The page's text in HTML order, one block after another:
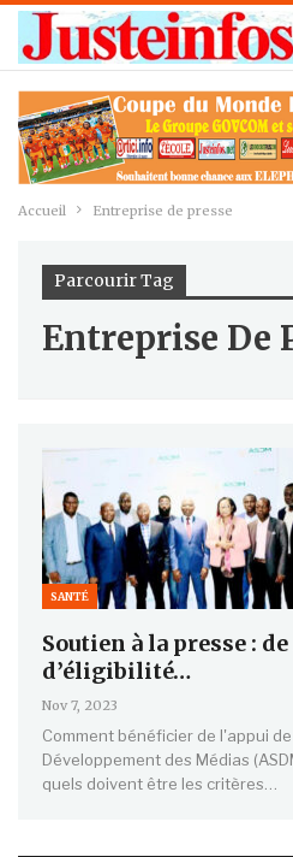
Accueil Entreprise de presse
Parcourir Tag
Entreprise De
SANTÉ
Soutien à la presse :
d’éligibilité…
Nov 7, 2023
Comment bénéficier de l'appui
Développement des Médias
quels doivent être les critères…